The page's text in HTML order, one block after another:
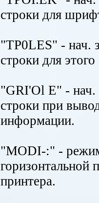
строки для
"TP0LES" - нач.
строки для
"GRI'Ol Е" - нач.
строки при
информации.
"MODI-:" -
горизонтальной
принтера.